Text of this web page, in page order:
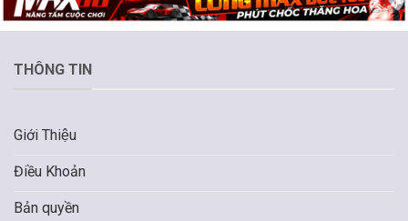
THÔNG TIN
Giới Thiệu
Điều Khoản
Bản quyền